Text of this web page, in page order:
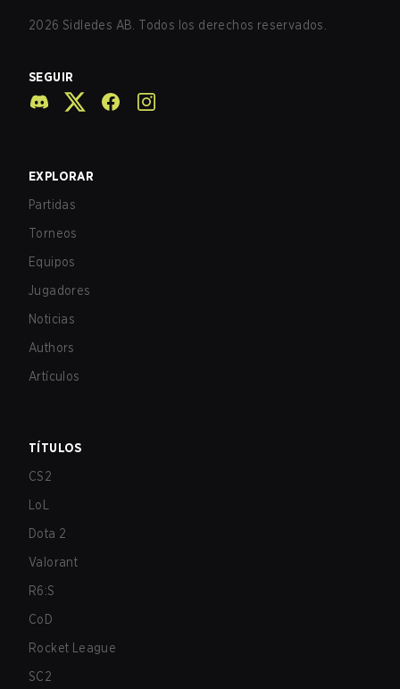
2026 Sidledes AB. Todos los derechos reservados.
SEGUIR
EXPLORAR
Partidas
Torneos
Equipos
Jugadores
Noticias
Authors
Artículos
TÍTULOS
CS2
LoL
Dota 2
Valorant
R6:S
CoD
Rocket League
SC2